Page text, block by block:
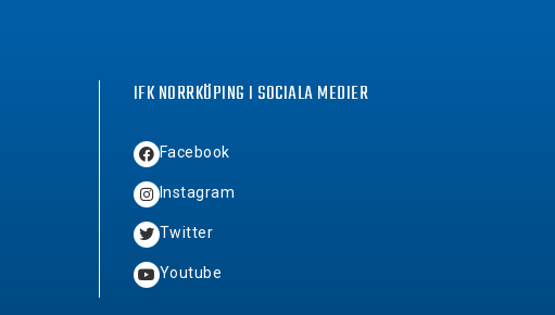
IFK NORRKÖPING I SOCIALA MEDIER
Facebook
Instagram
Twitter
Youtube